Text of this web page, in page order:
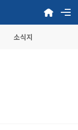
소식지